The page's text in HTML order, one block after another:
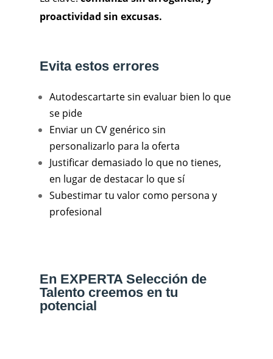
proactividad sin excusas.
Evita estos errores
Autodescartarte sin evaluar bien lo que
se pide
Enviar un CV genérico sin
personalizarlo para la oferta
Justificar demasiado lo que no tienes,
en lugar de destacar lo que sí
Subestimar tu valor como persona y
profesional
En EXPERTA Selección de
Talento creemos en tu
potencial